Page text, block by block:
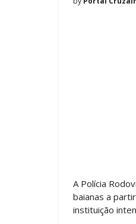
A Polícia
baianas a
instituição